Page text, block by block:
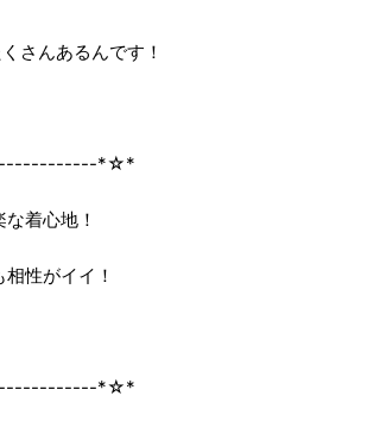
さんあるんです！
*☆*
着心地！
性がイイ！
*☆*